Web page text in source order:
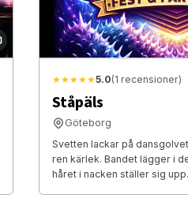
★★★★★5.0(1 recensioner)
Ståpäls
Göteborg
Svetten lackar på
ren kärlek. Bandet lägger i
håret i nacken ställer sig